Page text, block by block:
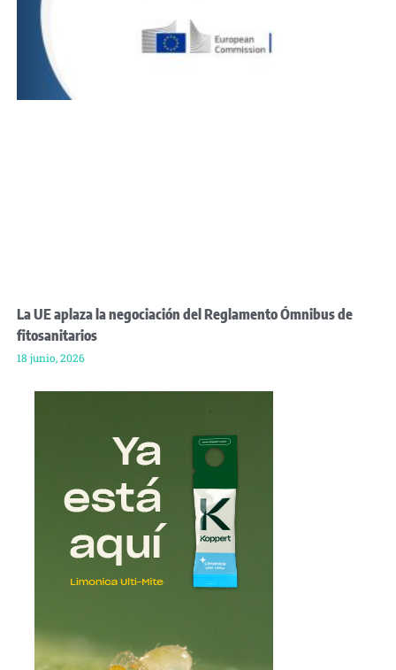
La UE aplaza la negociación del Reglamento Ómnibus de
fitosanitarios
18 junio, 2026